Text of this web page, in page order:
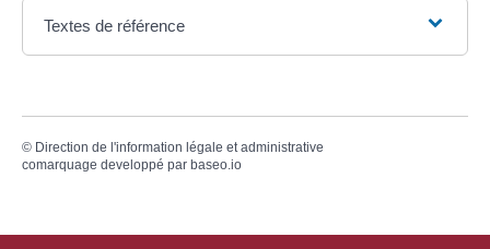
Textes de référence
© Direction de l'information légale et administrative
comarquage developpé par baseo.io